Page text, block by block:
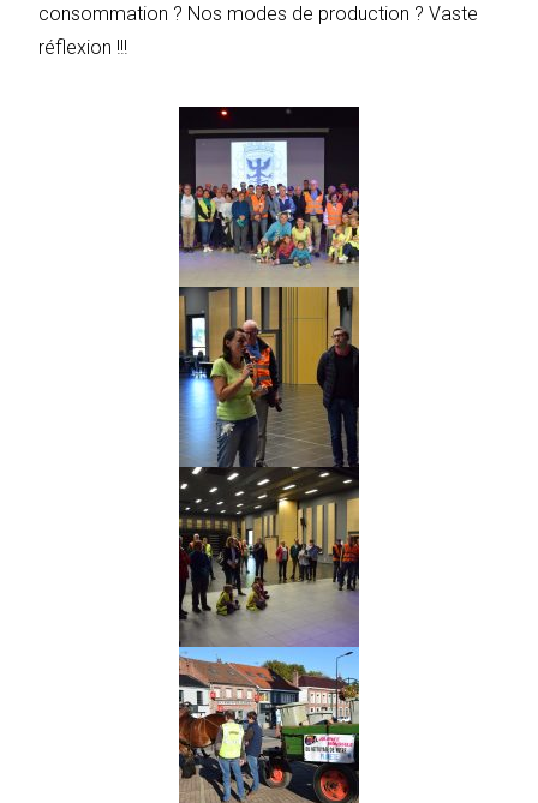
consommation ? Nos modes de production ? Vaste
réflexion !!!